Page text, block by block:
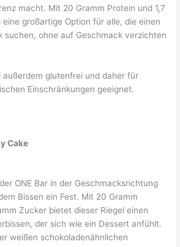
macht. Mit 20 Gramm Protein und 1,7
großartige Option für alle, die einen
suchen, ohne auf Geschmack verzichten
außerdem glutenfrei und daher für
Einschränkungen geeignet.
Cake
ONE Bar in der Geschmacksrichtung
Bissen ein Fest. Mit 20 Gramm
Zucker bietet dieser Riegel einen
der sich wie ein Dessert anfühlt.
weißen schokoladenähnlichen